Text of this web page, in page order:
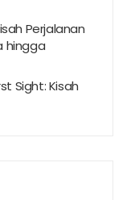
Perjalanan
hingga
Sight: Kisah